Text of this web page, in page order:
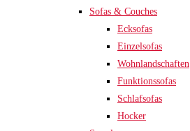
Sofas & Couches
Ecksofas
Einzelsofas
Wohnlandschaften
Funktionssofas
Schlafsofas
Hocker